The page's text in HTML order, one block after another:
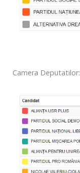
Camera Deputatilor: